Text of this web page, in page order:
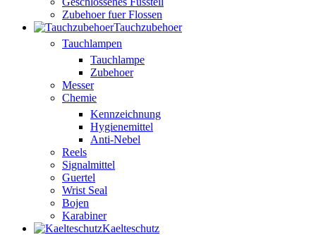
Zubehoer fuer Flossen
Tauchzubehoer
Tauchlampen
Tauchlampe
Zubehoer
Messer
Chemie
Kennzeichnung
Hygienemittel
Anti-Nebel
Reels
Signalmittel
Guertel
Wrist Seal
Bojen
Karabiner
Kaelteschutz